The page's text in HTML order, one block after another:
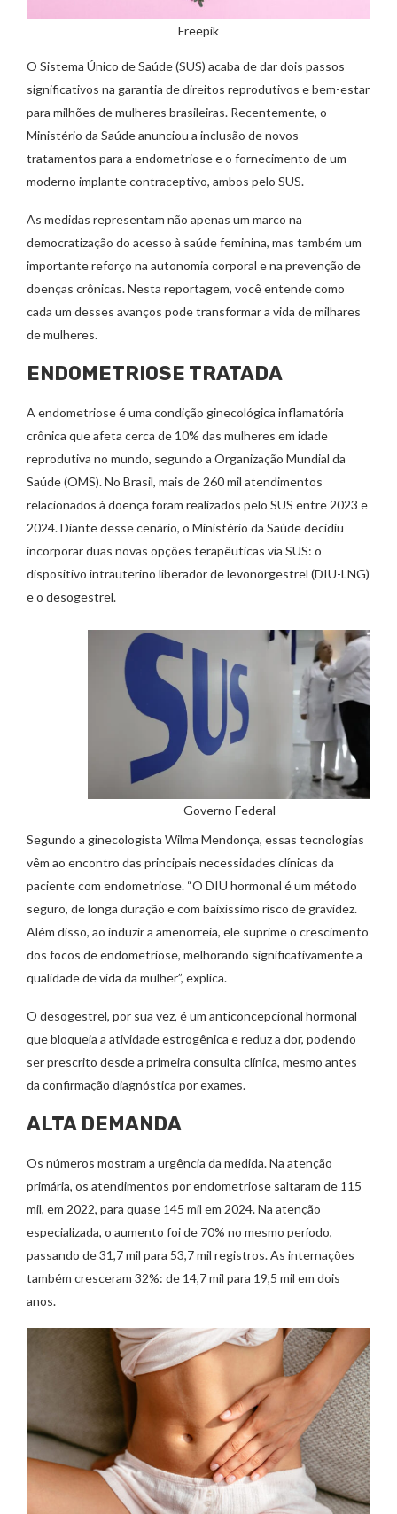
Freepik
O Sistema Único de Saúde (SUS) acaba de dar dois passos
significativos na garantia de direitos reprodutivos e bem-estar
para milhões de mulheres brasileiras. Recentemente, o
Ministério da Saúde anunciou a inclusão de novos
tratamentos para a endometriose e o fornecimento de um
moderno implante contraceptivo, ambos pelo SUS.
As medidas representam não apenas um marco na
democratização do acesso à saúde feminina, mas também um
importante reforço na autonomia corporal e na prevenção de
doenças crônicas. Nesta reportagem, você entende como
cada um desses avanços pode transformar a vida de milhares
de mulheres.
ENDOMETRIOSE TRATADA
A endometriose é uma condição ginecológica inflamatória
crônica que afeta cerca de 10% das mulheres em idade
reprodutiva no mundo, segundo a Organização Mundial da
Saúde (OMS). No Brasil, mais de 260 mil atendimentos
relacionados à doença foram realizados pelo SUS entre 2023 e
2024. Diante desse cenário, o Ministério da Saúde decidiu
incorporar duas novas opções terapêuticas via SUS: o
dispositivo intrauterino liberador de levonorgestrel (DIU-LNG)
e o desogestrel.
Governo Federal
Segundo a ginecologista Wilma Mendonça, essas tecnologias
vêm ao encontro das principais necessidades clínicas da
paciente com endometriose. “O DIU hormonal é um método
seguro, de longa duração e com baixíssimo risco de gravidez.
Além disso, ao induzir a amenorreia, ele suprime o crescimento
dos focos de endometriose, melhorando significativamente a
qualidade de vida da mulher”, explica.
O desogestrel, por sua vez, é um anticoncepcional hormonal
que bloqueia a atividade estrogênica e reduz a dor, podendo
ser prescrito desde a primeira consulta clínica, mesmo antes
da confirmação diagnóstica por exames.
ALTA DEMANDA
Os números mostram a urgência da medida. Na atenção
primária, os atendimentos por endometriose saltaram de 115
mil, em 2022, para quase 145 mil em 2024. Na atenção
especializada, o aumento foi de 70% no mesmo período,
passando de 31,7 mil para 53,7 mil registros. As internações
também cresceram 32%: de 14,7 mil para 19,5 mil em dois
anos.